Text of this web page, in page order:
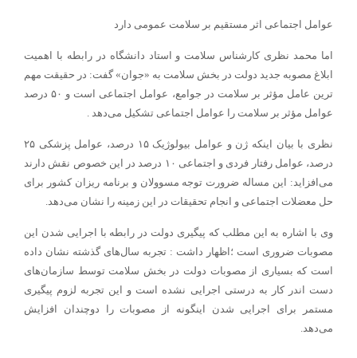
عوامل اجتماعی اثر مستقیم بر سلامت عمومی دارد
اما محمد نظری کارشناس سلامت و استاد دانشگاه در رابطه با اهمیت
ابلاغ مصوبه جدید دولت در بخش سلامت به «جوان» گفت: در حقیقت مهم
ترین عامل مؤثر بر سلامت در جوامع، عوامل اجتماعی است و ۵۰ درصد
عوامل مؤثر بر سلامت را عوامل اجتماعی تشکیل می‌دهد .
نظری با بیان اینکه ژن و عوامل بیولوژیک ۱۵ درصد، عوامل پزشکی ۲۵
درصد، عوامل رفتار فردی و اجتماعی ۱۰ درصد در این خصوص نقش دارند
می‌افزاید: این مساله ضرورت توجه مسوولان و برنامه ریزان کشور برای
حل معضلات اجتماعی و انجام تحقیقات در این زمینه را نشان می‌دهد.
وی با اشاره به این مطلب که پیگیری دولت در رابطه با اجرایی شدن این
مصوبات ضروری است ؛اظهار داشت : تجربه سال‌های گذشته نشان داده
است که بسیاری از مصوبات دولت در بخش سلامت توسط سازمان‌های
دست اندر کار به درستی اجرایی نشده است و این تجربه لزوم پیگیری
مستمر برای اجرایی شدن اینگونه از مصوبات را دوچندان افزایش
می‌دهد.